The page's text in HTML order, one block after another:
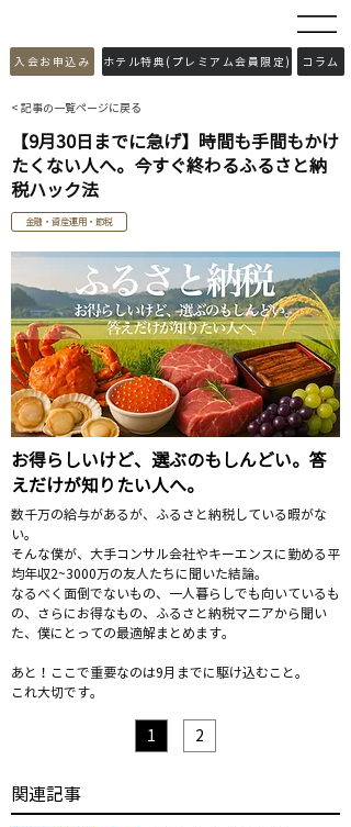
​入会お申込み ホテル特典(プレミアム会員限定) コラム
< 記事の一覧ページに戻る
【9月30日までに急げ】時間も手間もかけ
たくない人へ。今すぐ終わるふるさと納
税ハック法
金融・資産運用・節税
お得らしいけど、選ぶのもしんどい。答
えだけが知りたい人へ。
数千万の給与があるが、ふるさと納税している暇がな
い。
そんな僕が、大手コンサル会社やキーエンスに勤める平
均年収2~3000万の友人たちに聞いた結論。
なるべく面倒でないもの、一人暮らしでも向いているも
の、さらにお得なもの、ふるさと納税マニアから聞い
た、僕にとっての最適解まとめます。
あと！ここで重要なのは9月までに駆け込むこと。
これ大切です。
1 2
​関連記事